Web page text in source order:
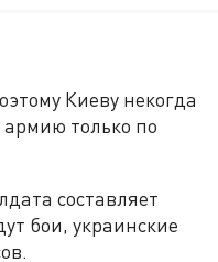
Киеву некогда
армию только по
составляет
бои, украинские